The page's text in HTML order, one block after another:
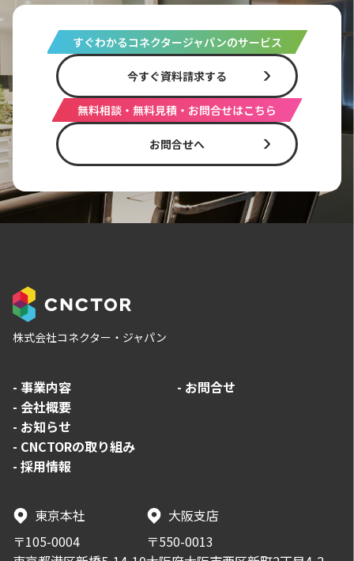
すぐわかるコネクタージャパンのサービス
今すぐ資料請求する
無料相談・無料見積・お問合せはこちら
お問合せへ
株式会社コネクター・ジャパン
東京本社
〒105-0004
大阪支店
〒550-0013
- 事業内容
- 会社概要
- お知らせ
- CNCTORの取り組み
- 採用情報
- お問合せ